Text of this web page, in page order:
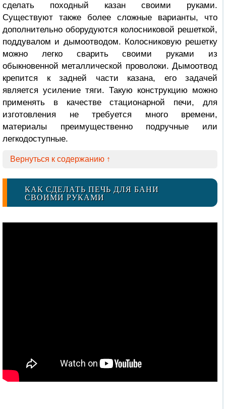
сделать походный казан своими руками.
Существуют также более сложные варианты, что
дополнительно оборудуются колосниковой решеткой,
поддувалом и дымоотводом. Колосниковую решетку
можно легко сварить своими руками из
обыкновенной металлической проволоки. Дымоотвод
крепится к задней части казана, его задачей
является усиление тяги. Такую конструкцию можно
применять в качестве стационарной печи, для
изготовления не требуется много времени,
материалы преимущественно подручные или
легкодоступные.
Вернуться к содержанию ↑
КАК СДЕЛАТЬ ПЕЧЬ ДЛЯ БАНИ
СВОИМИ РУКАМИ